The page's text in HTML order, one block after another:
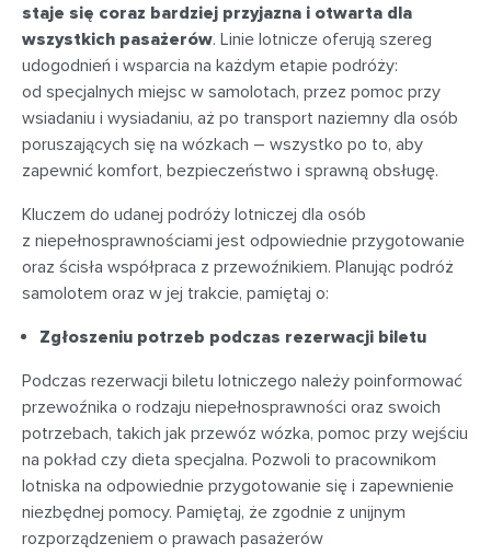
staje się coraz bardziej przyjazna i otwarta dla
wszystkich pasażerów. Linie lotnicze oferują szereg
udogodnień i wsparcia na każdym etapie podróży:
od specjalnych miejsc w samolotach, przez pomoc przy
wsiadaniu i wysiadaniu, aż po transport naziemny dla osób
poruszających się na wózkach – wszystko po to, aby
zapewnić komfort, bezpieczeństwo i sprawną obsługę.
Kluczem do udanej podróży lotniczej dla osób
z niepełnosprawnościami jest odpowiednie przygotowanie
oraz ścisła współpraca z przewoźnikiem. Planując podróż
samolotem oraz w jej trakcie, pamiętaj o:
Zgłoszeniu potrzeb podczas rezerwacji biletu
Podczas rezerwacji biletu lotniczego należy poinformować
przewoźnika o rodzaju niepełnosprawności oraz swoich
potrzebach, takich jak przewóz wózka, pomoc przy wejściu
na pokład czy dieta specjalna. Pozwoli to pracownikom
lotniska na odpowiednie przygotowanie się i zapewnienie
niezbędnej pomocy. Pamiętaj, że zgodnie z unijnym
rozporządzeniem o prawach pasażerów